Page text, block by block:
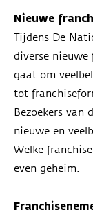
Nieuwe
Tijdens De
diverse nieuwe
gaat om
tot
Bezoekers van
nieuwe en
Welke
even geheim.